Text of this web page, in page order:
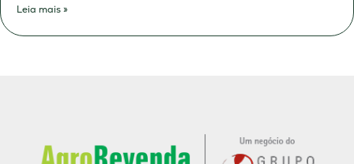
Leia mais »